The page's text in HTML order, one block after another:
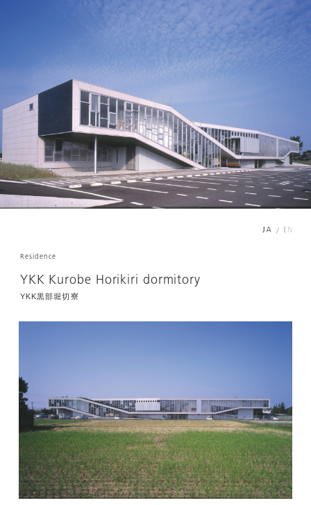
/
Residence
YKK Kurobe Horikiri dormitory
YKK黒部堀切寮